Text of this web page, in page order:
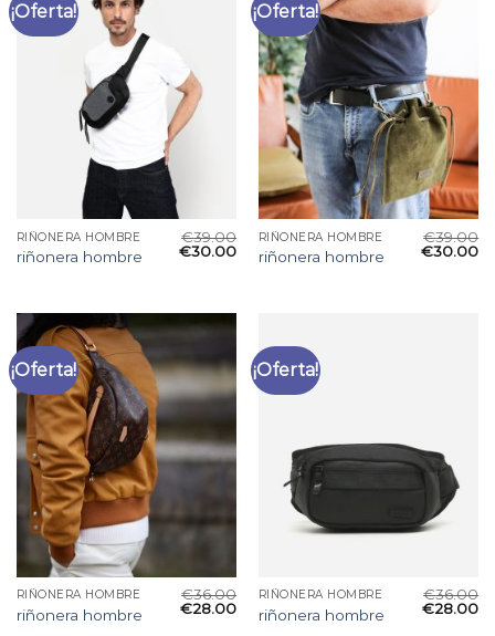
¡Oferta!
RIÑONERA HOMBRE
riñonera hombre
€39.00
€30.00
¡Oferta!
RIÑONERA HOMBRE
riñonera hombre
€39.00
€30.00
¡Oferta!
RIÑONERA HOMBRE
riñonera hombre
€36.00
€28.00
¡Oferta!
RIÑONERA HOMBRE
riñonera hombre
€36.00
€28.00